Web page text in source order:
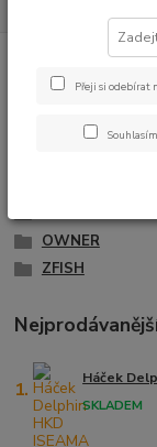
LOV KAPRŮ
HÁČKY S
OWNER
ZFISH
1. Háček
SKLADEM
Přeji si odebírat